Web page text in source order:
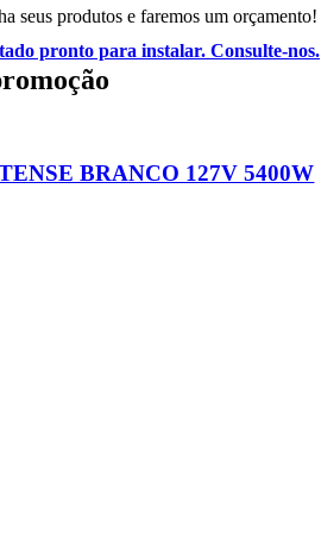
seus produtos e faremos um orçamento!
pronto para instalar. Consulte-nos.
BRANCO 127V 5400W